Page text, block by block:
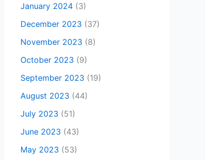
January 2024 (3)
December 2023 (37)
November 2023 (8)
October 2023 (9)
September 2023 (19)
August 2023 (44)
July 2023 (51)
June 2023 (43)
May 2023 (53)